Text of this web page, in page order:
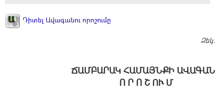
Դիտել Ավագանու որոշումը
Զեկ.
ՃԱՄԲԱՐԱԿ ՀԱՄԱՅՆՔԻ
Ո Ր Ո Շ ՈՒ Մ